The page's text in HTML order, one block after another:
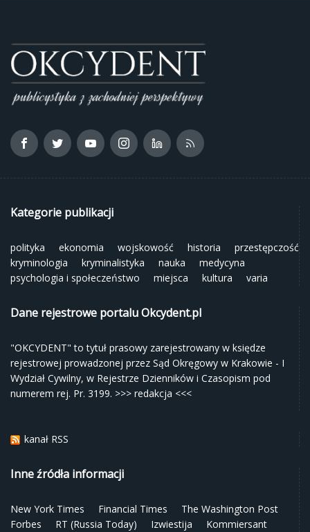
Kategorie publikacji
polityka ekonomia wojskowość historia
przestępczość
kryminologia
kryminalistyka nauka
medycyna
psychologia i społeczeństwo
miejsca kultura varia
Dane rejestrowe portalu Okcydent.pl
"OKCYDENT" to tytuł prasowy zarejestrowany w księdze
rejestrowej prowadzonej przez Sąd Okręgowy w Krakowie - I
Wydział Cywilny, w Rejestrze Dzienników i Czasopism pod
numerem rej. Pr. 3199. >>> redakcja <<<
kanał RSS
Inne źródła informacji
New York Times Financial Times
The Washington Post
Forbes
RT (Russia Today) Izwiestija
Kommiersant